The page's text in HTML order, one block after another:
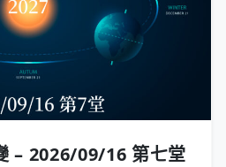
– 2026/09/16 第七堂